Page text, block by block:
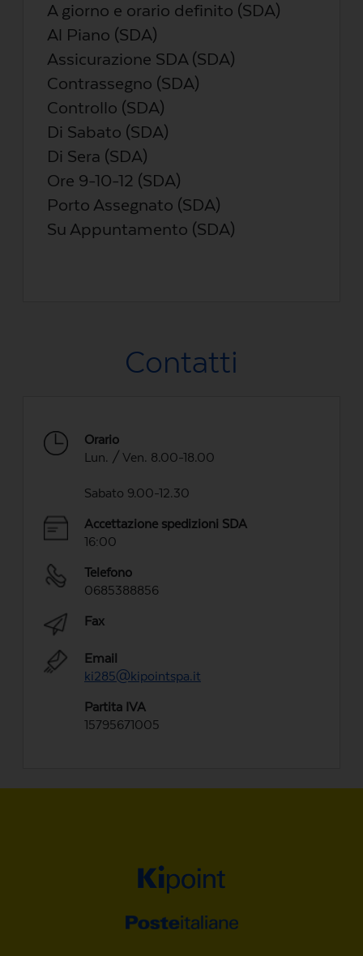
A giorno e orario definito (SDA)
Al Piano (SDA)
Assicurazione SDA (SDA)
Contrassegno (SDA)
Controllo (SDA)
Di Sabato (SDA)
Di Sera (SDA)
Ore 9-10-12 (SDA)
Porto Assegnato (SDA)
Su Appuntamento (SDA)
Contatti
Orario
Lun. / Ven. 8.00-18.00
Sabato 9.00-12.30
Accettazione spedizioni SDA
16:00
Telefono
0685388856
Fax
Email
ki285@kipointspa.it
Partita IVA
15795671005